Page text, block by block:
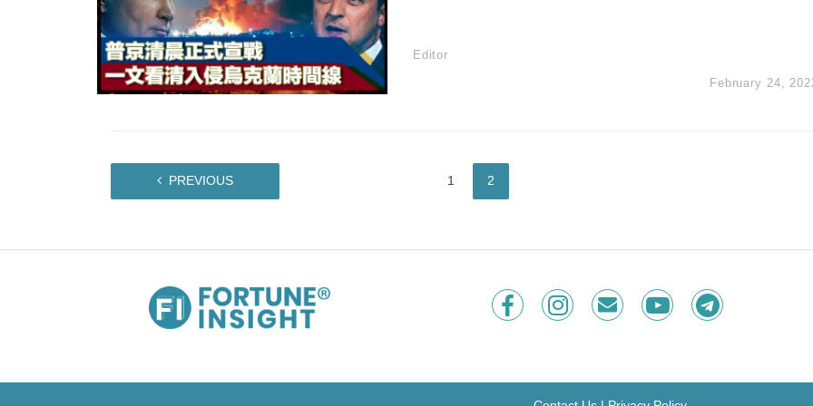
Editor
February 24,
PREVIOUS 1 2